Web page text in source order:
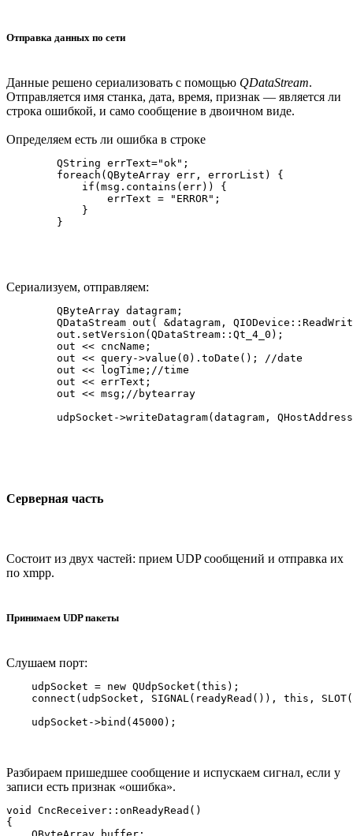
Отправка данных по сети
Данные решено сериализовать с помощью QDataStream.
Отправляется имя станка, дата, время, признак — является ли
строка ошибкой, и само сообщение в двоичном виде.
Определяем есть ли ошибка в строке
        QString errText="ok";
        foreach(QByteArray err, errorList) {
            if(msg.contains(err)) {
                errText = "ERROR";
            }
Сериализуем, отправляем:
        QByteArray datagram;
QDataStream out( &datagram,
        out.setVersion(QDataStream::Qt_4_0);
        out << cncName;
        out << query->value(0).toDate(); //date
        out << logTime;//time
        out << errText;
        out << msg;//bytearray
Серверная часть
Состоит из двух частей: прием UDP сообщений и отправка их
по xmpp.
Принимаем UDP пакеты
Слушаем порт:
    udpSocket = new QUdpSocket(this);
connect(udpSocket, SIGNAL(readyRead()), this,
Разбираем пришедшее сообщение и испускаем сигнал, если у
записи есть признак «ошибка».
void CncReceiver::onReadyRead()
{